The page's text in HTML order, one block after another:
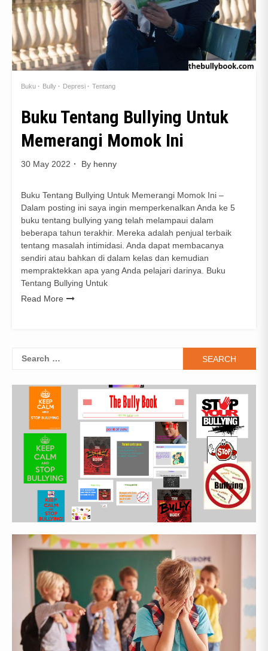
Buku Bully Depresi Tentang
Buku Tentang Bullying Untuk
Memerangi Momok Ini
30 May 2022 By henny
Buku Tentang Bullying Untuk Memerangi Momok Ini –
Dalam posting ini saya ingin memperkenalkan Anda ke 5
buku tentang bullying yang telah melampaui dalam
beberapa tahun terakhir. Mereka adalah penjual terbaik
tentang masalah intimidasi. Anda dapat membacanya
sendiri atau bahkan di dalam kelas dan kemudian
mempraktekkan apa yang Anda pelajari darinya. Buku
Tentang Bullying Untuk
Read More